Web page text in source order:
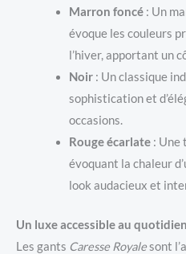
Marron foncé: Un
évoque les couleurs
l’hiver, apportant un
Noir: Un classique
sophistication et
occasions.
Rouge écarlate: Une
évoquant la chaleur
look audacieux et
Un luxe accessible au quotidien
Les gants Caresse Royalesont